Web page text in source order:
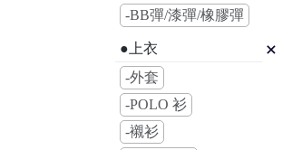
-BB彈/漆彈/橡膠彈
●上衣
-外套
-POLO 衫
-襯衫